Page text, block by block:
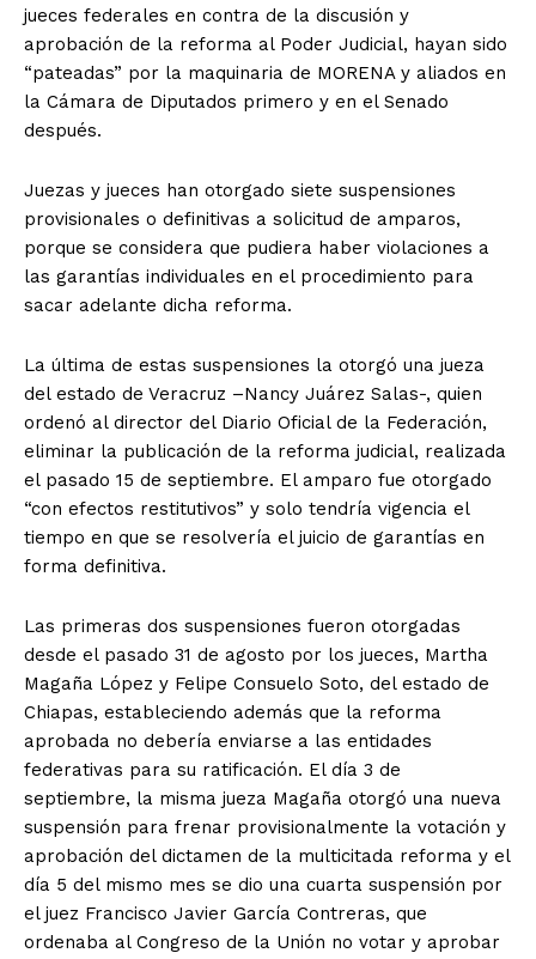
jueces federales en contra de la discusión y
aprobación de la reforma al Poder Judicial, hayan sido
“pateadas” por la maquinaria de MORENA y aliados en
la Cámara de Diputados primero y en el Senado
después.
Juezas y jueces han otorgado siete suspensiones
provisionales o definitivas a solicitud de amparos,
porque se considera que pudiera haber violaciones a
las garantías individuales en el procedimiento para
sacar adelante dicha reforma.
La última de estas suspensiones la otorgó una jueza
del estado de Veracruz –Nancy Juárez Salas-, quien
ordenó al director del Diario Oficial de la Federación,
eliminar la publicación de la reforma judicial, realizada
el pasado 15 de septiembre. El amparo fue otorgado
“con efectos restitutivos” y solo tendría vigencia el
tiempo en que se resolvería el juicio de garantías en
forma definitiva.
Las primeras dos suspensiones fueron otorgadas
desde el pasado 31 de agosto por los jueces, Martha
Magaña López y Felipe Consuelo Soto, del estado de
Chiapas, estableciendo además que la reforma
aprobada no debería enviarse a las entidades
federativas para su ratificación. El día 3 de
septiembre, la misma jueza Magaña otorgó una nueva
suspensión para frenar provisionalmente la votación y
aprobación del dictamen de la multicitada reforma y el
día 5 del mismo mes se dio una cuarta suspensión por
el juez Francisco Javier García Contreras, que
ordenaba al Congreso de la Unión no votar y aprobar